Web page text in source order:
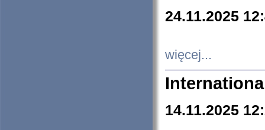
24.11.2025
więcej...
14.11.2025